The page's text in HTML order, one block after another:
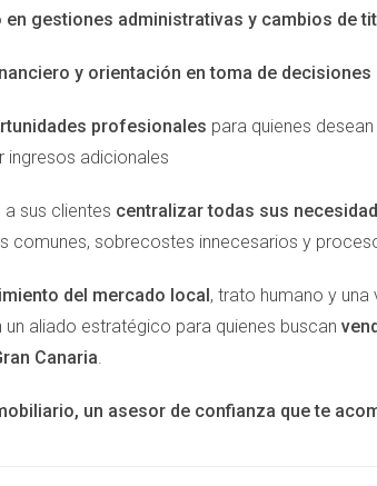
de crear un entorno acogedor; prepara
rincón.
en gestiones administrativas y cambios de
y orientación en toma de decisiones
profesionales para quienes
ingresos adicionales
sus clientes centralizar todas sus
comunes, sobrecostes innecesarios y
del mercado local, trato humano y
un aliado estratégico para quienes buscan
Canaria.
un asesor de confianza que te